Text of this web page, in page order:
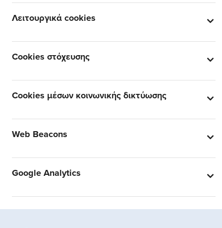
Λειτουργικά cookies
Cookies στόχευσης
Cookies μέσων κοινωνικής δικτύωσης
Web Beacons
Google Analytics